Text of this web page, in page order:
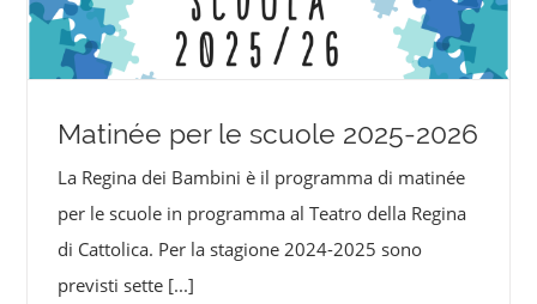
Matinée per le scuole 2025-2026
La Regina dei Bambini è il programma di matinée
per le scuole in programma al Teatro della Regina
di Cattolica. Per la stagione 2024-2025 sono
previsti sette [...]